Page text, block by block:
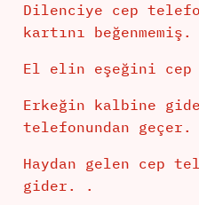
Dilenciye cep
kartını beğenmemiş.
El elin eşeğini
Erkeğin kalbine
telefonundan geçer.
Haydan gelen cep
gider. .